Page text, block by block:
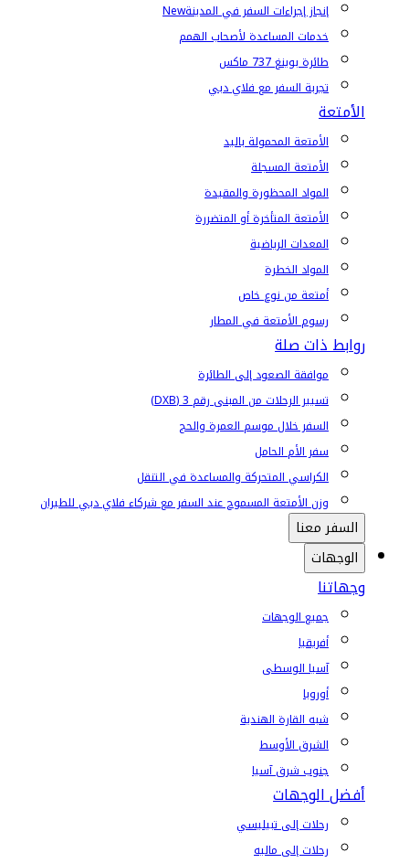
إنجاز إجراءات السفر في المدينةNew
خدمات المساعدة لأصحاب الهمم
طائرة بوينغ 737 ماكس
تجربة السفر مع فلاي دبي
الأمتعة
الأمتعة المحمولة باليد
الأمتعة المسجلة
المواد المحظورة والمقيدة
الأمتعة المتأخرة أو المتضررة
المعدات الرياضية
المواد الخطرة
أمتعة من نوع خاص
رسوم الأمتعة في المطار
روابط ذات صلة
موافقة الصعود إلى الطائرة
تسيير الرحلات من المبنى رقم 3 (DXB)
السفر خلال موسم العمرة والحج
سفر الأم الحامل
الكراسي المتحركة والمساعدة في التنقل
وزن الأمتعة المسموح عند السفر مع شركاء فلاي دبي للطيران
السفر معنا
الوجهات
وجهاتنا
جميع الوجهات
أفريقيا
آسيا الوسطى
أوروبا
شبه القارة الهندية
الشرق الأوسط
جنوب شرق آسيا
أفضل الوجهات
رحلات إلى تبيليسي
رحلات إلى ماليه